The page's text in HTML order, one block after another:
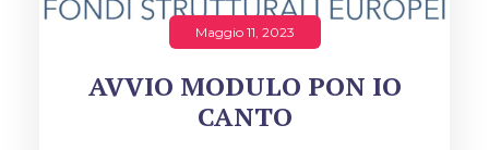
Maggio 11, 2023
AVVIO MODULO PON IO
CANTO